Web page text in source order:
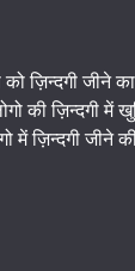
को ज़िन्दगी जीने
की ज़िन्दगी में
में ज़िन्दगी जीने